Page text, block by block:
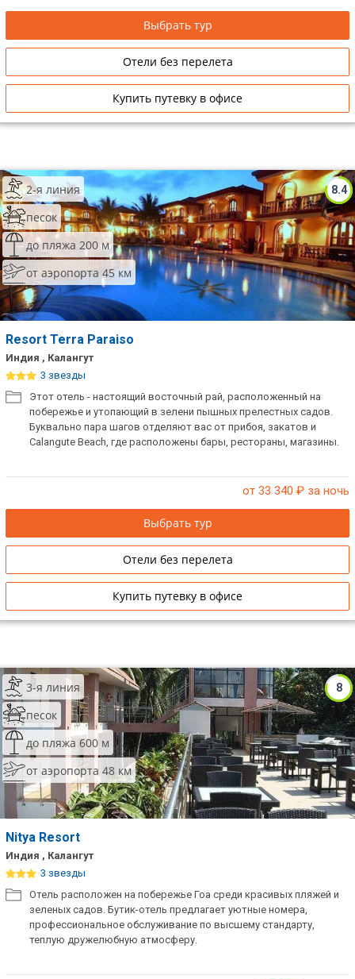
Выбрать тур
Отели без перелета
Купить путевку в офисе
8.4
2-я линия
песок
до пляжа 200 м
от аэропорта 45 км
Resort Terra Paraiso
Индия , Калангут
3 звезды
Этот отель - настоящий восточный рай, расположенный на
побережье и утопающий в зелени пышных прелестных садов.
Буквально пара шагов отделяют вас от прибоя, закатов и
Calangute Beach, где расположены бары, рестораны, магазины.
от 33 340 ₽ за ночь
Выбрать тур
Отели без перелета
Купить путевку в офисе
8
3-я линия
песок
до пляжа 600 м
от аэропорта 48 км
Nitya Resort
Индия , Калангут
3 звезды
Отель расположен на побережье Гоа среди красивых пляжей и
зеленых садов. Бутик-отель предлагает уютные номера,
профессиональное обслуживание по высшему стандарту,
теплую дружелюбную атмосферу.